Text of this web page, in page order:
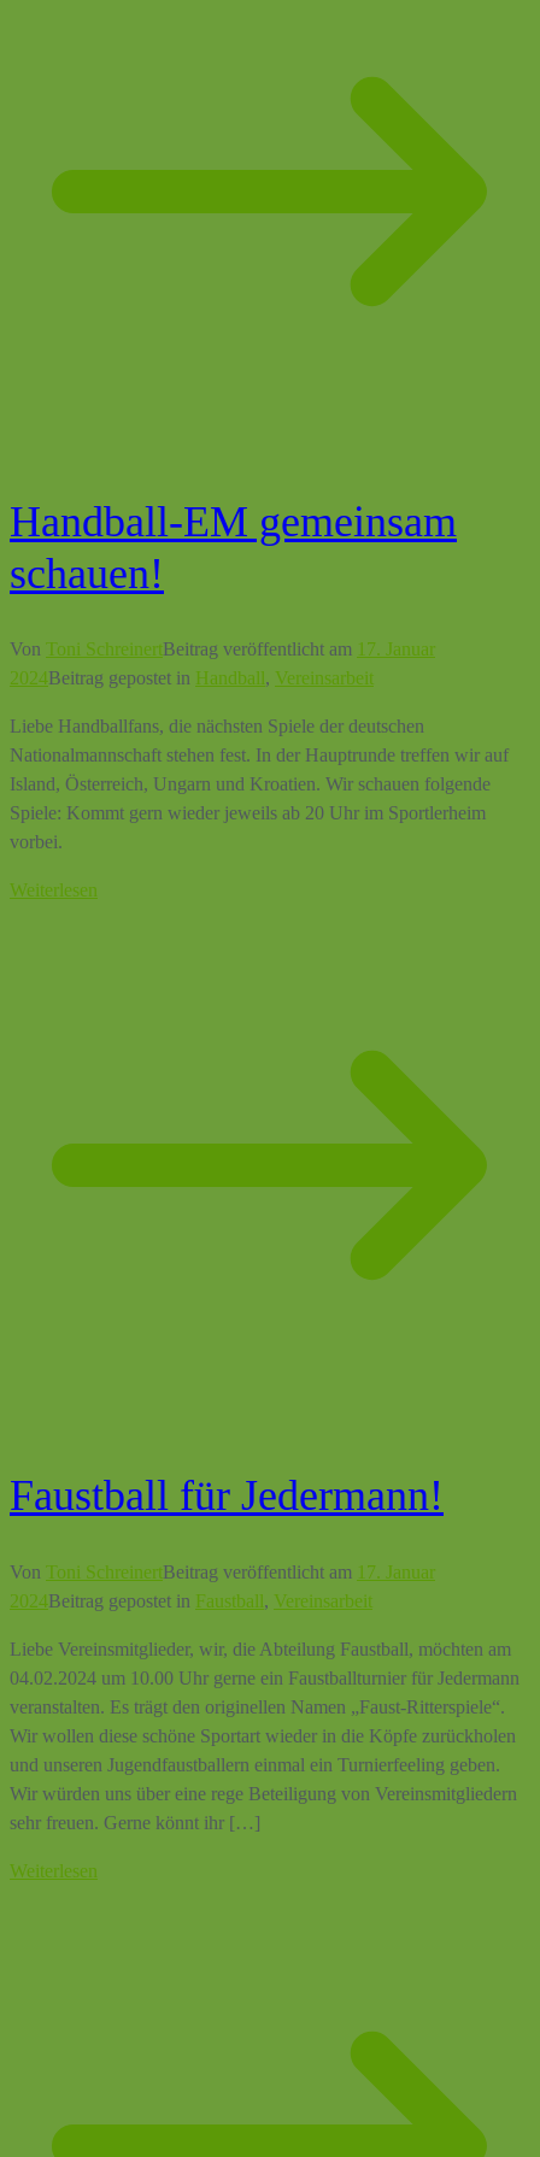
Handball-EM gemeinsam
schauen!
Von Toni SchreinertBeitrag veröffentlicht am 17. Januar
2024Beitrag gepostet in Handball, Vereinsarbeit
Liebe Handballfans, die nächsten Spiele der deutschen
Nationalmannschaft stehen fest. In der Hauptrunde treffen wir auf
Island, Österreich, Ungarn und Kroatien. Wir schauen folgende
Spiele: Kommt gern wieder jeweils ab 20 Uhr im Sportlerheim
vorbei.
Weiterlesen
Faustball für Jedermann!
Von Toni SchreinertBeitrag veröffentlicht am 17. Januar
2024Beitrag gepostet in Faustball, Vereinsarbeit
Liebe Vereinsmitglieder, wir, die Abteilung Faustball, möchten am
04.02.2024 um 10.00 Uhr gerne ein Faustballturnier für Jedermann
veranstalten. Es trägt den originellen Namen „Faust-Ritterspiele“.
Wir wollen diese schöne Sportart wieder in die Köpfe zurückholen
und unseren Jugendfaustballern einmal ein Turnierfeeling geben.
Wir würden uns über eine rege Beteiligung von Vereinsmitgliedern
sehr freuen. Gerne könnt ihr […]
Weiterlesen